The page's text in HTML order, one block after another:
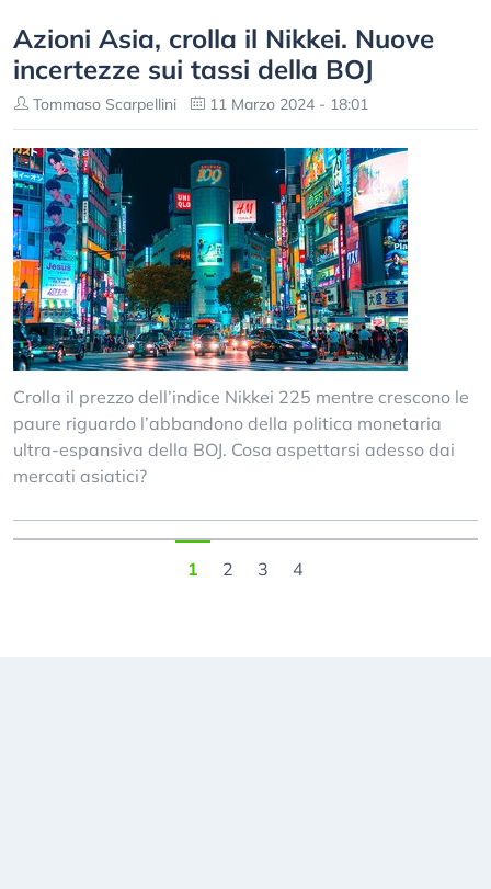
Azioni Asia, crolla il Nikkei. Nuove
incertezze sui tassi della BOJ
Tommaso Scarpellini 11 Marzo 2024 - 18:01
Crolla il prezzo dell’indice Nikkei 225 mentre crescono le
paure riguardo l’abbandono della politica monetaria
ultra-espansiva della BOJ. Cosa aspettarsi adesso dai
mercati asiatici?
1 2 3 4